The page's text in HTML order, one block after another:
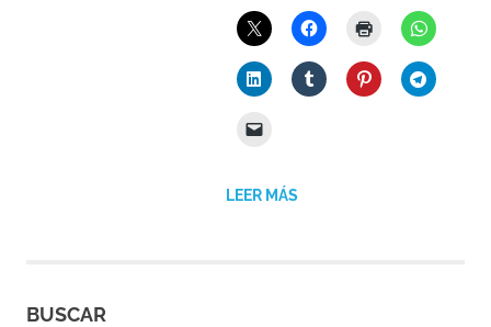
LEER MÁS
BUSCAR